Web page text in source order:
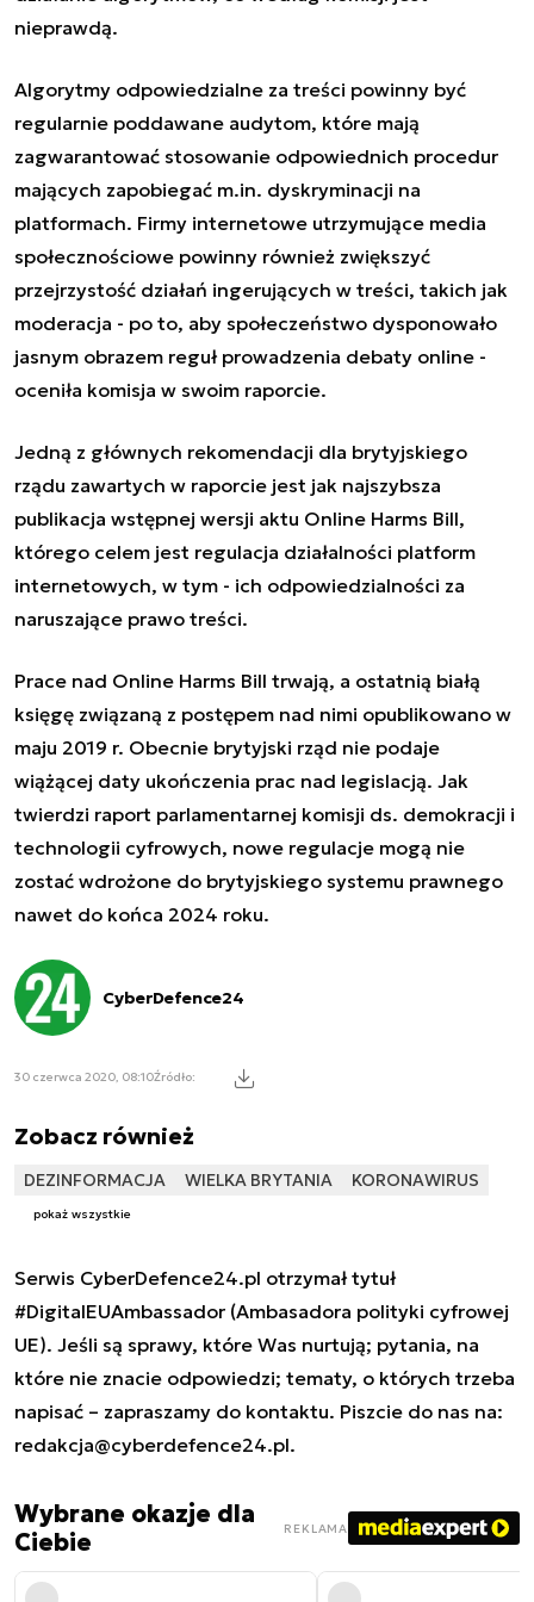
nieprawdą.
Algorytmy odpowiedzialne za treści powinny być
regularnie poddawane audytom, które mają
zagwarantować stosowanie odpowiednich procedur
mających zapobiegać m.in. dyskryminacji na
platformach. Firmy internetowe utrzymujące media
społecznościowe powinny również zwiększyć
przejrzystość działań ingerujących w treści, takich jak
moderacja - po to, aby społeczeństwo dysponowało
jasnym obrazem reguł prowadzenia debaty online -
oceniła komisja w swoim raporcie.
Jedną z głównych rekomendacji dla brytyjskiego
rządu zawartych w raporcie jest jak najszybsza
publikacja wstępnej wersji aktu Online Harms Bill,
którego celem jest regulacja działalności platform
internetowych, w tym - ich odpowiedzialności za
naruszające prawo treści.
Prace nad Online Harms Bill trwają, a ostatnią białą
księgę związaną z postępem nad nimi opublikowano w
maju 2019 r. Obecnie brytyjski rząd nie podaje
wiążącej daty ukończenia prac nad legislacją. Jak
twierdzi raport parlamentarnej komisji ds. demokracji i
technologii cyfrowych, nowe regulacje mogą nie
zostać wdrożone do brytyjskiego systemu prawnego
nawet do końca 2024 roku.
CyberDefence24
30 czerwca 2020, 08:10Źródło:
Zobacz również
DEZINFORMACJA WIELKA BRYTANIA KORONAWIRUS
pokaż wszystkie
Serwis CyberDefence24.pl otrzymał tytuł
#DigitalEUAmbassador (Ambasadora polityki cyfrowej
UE). Jeśli są sprawy, które Was nurtują; pytania, na
które nie znacie odpowiedzi; tematy, o których trzeba
napisać – zapraszamy do kontaktu. Piszcie do nas na:
redakcja@cyberdefence24.pl.
Wybrane okazje dla
Ciebie
REKLAMA